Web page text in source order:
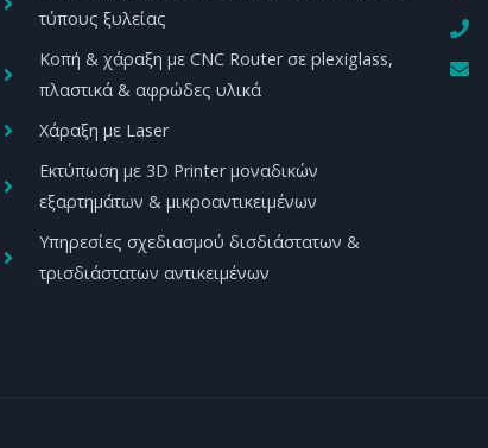
τύπους ξυλείας
Κοπή & χάραξη με CNC Router σε plexiglass,
πλαστικά & αφρώδες υλικά
Χάραξη με Laser
Εκτύπωση με 3D Printer μοναδικών
εξαρτημάτων & μικροαντικειμένων
Υπηρεσίες σχεδιασμού δισδιάστατων &
τρισδιάστατων αντικειμένων